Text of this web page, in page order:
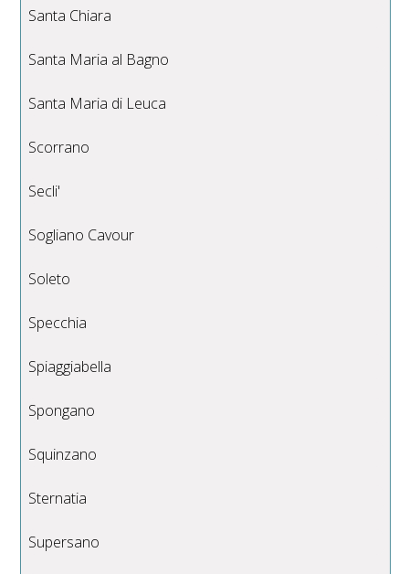
Santa Chiara
Santa Maria al Bagno
Santa Maria di Leuca
Scorrano
Secli'
Sogliano Cavour
Soleto
Specchia
Spiaggiabella
Spongano
Squinzano
Sternatia
Supersano